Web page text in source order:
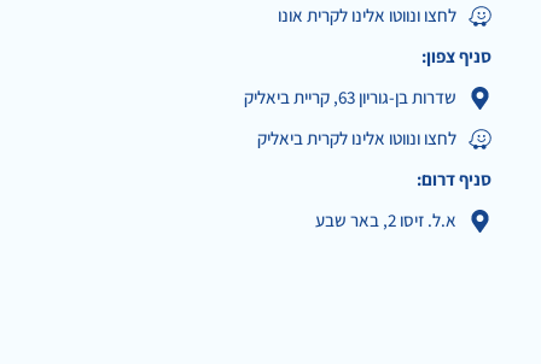
לחצו ונווטו אלינו לקרית אונו
סניף צפון:
שדרות בן-גוריון 63, קריית ביאליק
לחצו ונווטו אלינו לקרית ביאליק
סניף דרום:
א.ל. זיסו 2, באר שבע